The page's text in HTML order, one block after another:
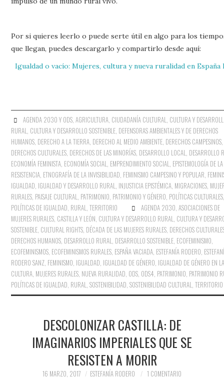
Por si quieres leerlo o puede serte útil en algo para los
que llegan, puedes descargarlo y compartirlo desde aquí:
Igualdad o vacío: Mujeres, cultura y nueva ruralidad en España
AGENDA 2030 Y ODS, AGRICULTURA, CIUDADANÍA CULTURAL, CULTURA Y
RURAL, CULTURA Y DESARROLLO SOSTENIBLE, DEFENSORAS AMBIENTALES Y DE DERECHOS
HUMANOS, DERECHO A LA TIERRA, DERECHO AL MEDIO AMBIENTE, DERECHOS CAMPESINOS,
DERECHOS CULTURALES, DERECHOS DE LAS MINORÍAS, DESARROLLO LOCAL, DESARROLLO
ECONOMÍA FEMINISTA, ECONOMÍA SOCIAL, EMPRENDIMIENTO SOCIAL, EPISTEMOLOGÍA DE LA
RESISTENCIA, ETNOGRAFÍA DE LA INVISIBILIDAD, FEMINISMO CAMPESINO Y POPULAR,
IGUALDAD, IGUALDAD Y DESARROLLO RURAL, INJUSTICIA EPISTÉMICA, MIGRACIONES,
RURALES, PAISAJE CULTURAL, PATRIMONIO, PATRIMONIO Y GÉNERO, POLÍTICAS CULTURALES
POLÍTICAS DE IGUALDAD, RURAL,TERRITORIO AGENDA 2030, ASOCIACIONES DE
MUJERES RURALES, CASTILLA Y LEÓN, CULTURA Y DESARROLLO RURAL, CULTURA Y
SOSTENIBLE, CULTURAL RIGHTS, DÉCADA DE LAS MUJERES RURALES, DERECHOS
DERECHOS HUMANOS, DESARROLLO RURAL, DESARROLLO SOSTENIBLE, ECOFEMINISMO,
ECOFEMINISMOS, ECOFEMINISMOS RURALES, ESPAÑA VACIADA, ESTEFANÍA RODERO,
RODERO SANZ, FEMINISMO, IGUALDAD, IGUALDAD DE GÉNERO, IGUALDAD DE GÉNERO EN
CULTURA, MUJERES RURALES, NUEVA RURALIDAD, ODS, ODS4, PATRIMONIO, PATRIMONIO
POLÍTICAS DE IGUALDAD, RURAL,SOSTENIBILIDAD,SOSTENIBILIDAD CULTURAL,TERRITORIO
DESCOLONIZAR CASTILLA: DE
IMAGINARIOS IMPERIALES QUE SE
RESISTEN A MORIR
16 MARZO, 2017 ESTEFANÍA RODERO 1 COMENTARIO